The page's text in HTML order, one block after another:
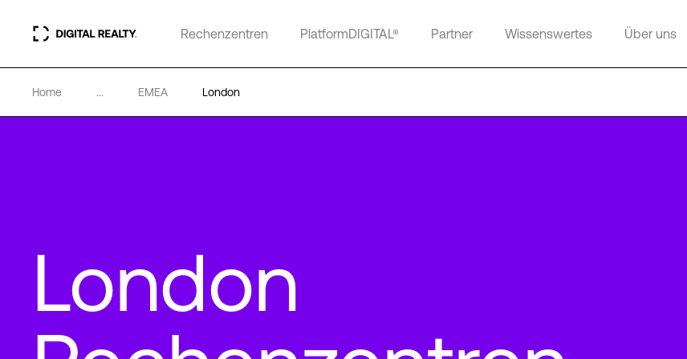
Rechenzentren PlatformDIGITAL® Partner Wissenswertes Über uns
Home ... EMEA London
London